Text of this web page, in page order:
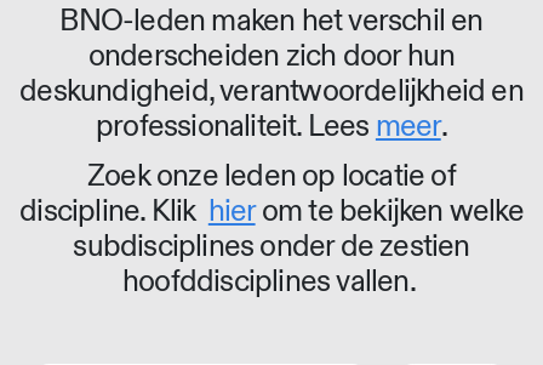
BNO-leden maken het verschil en
onderscheiden zich door hun
deskundigheid, verantwoordelijkheid en
professionaliteit. Lees meer.
Zoek onze leden op locatie of
discipline. Klik hierom te bekijken welke
subdisciplines onder de zestien
hoofddisciplines vallen.